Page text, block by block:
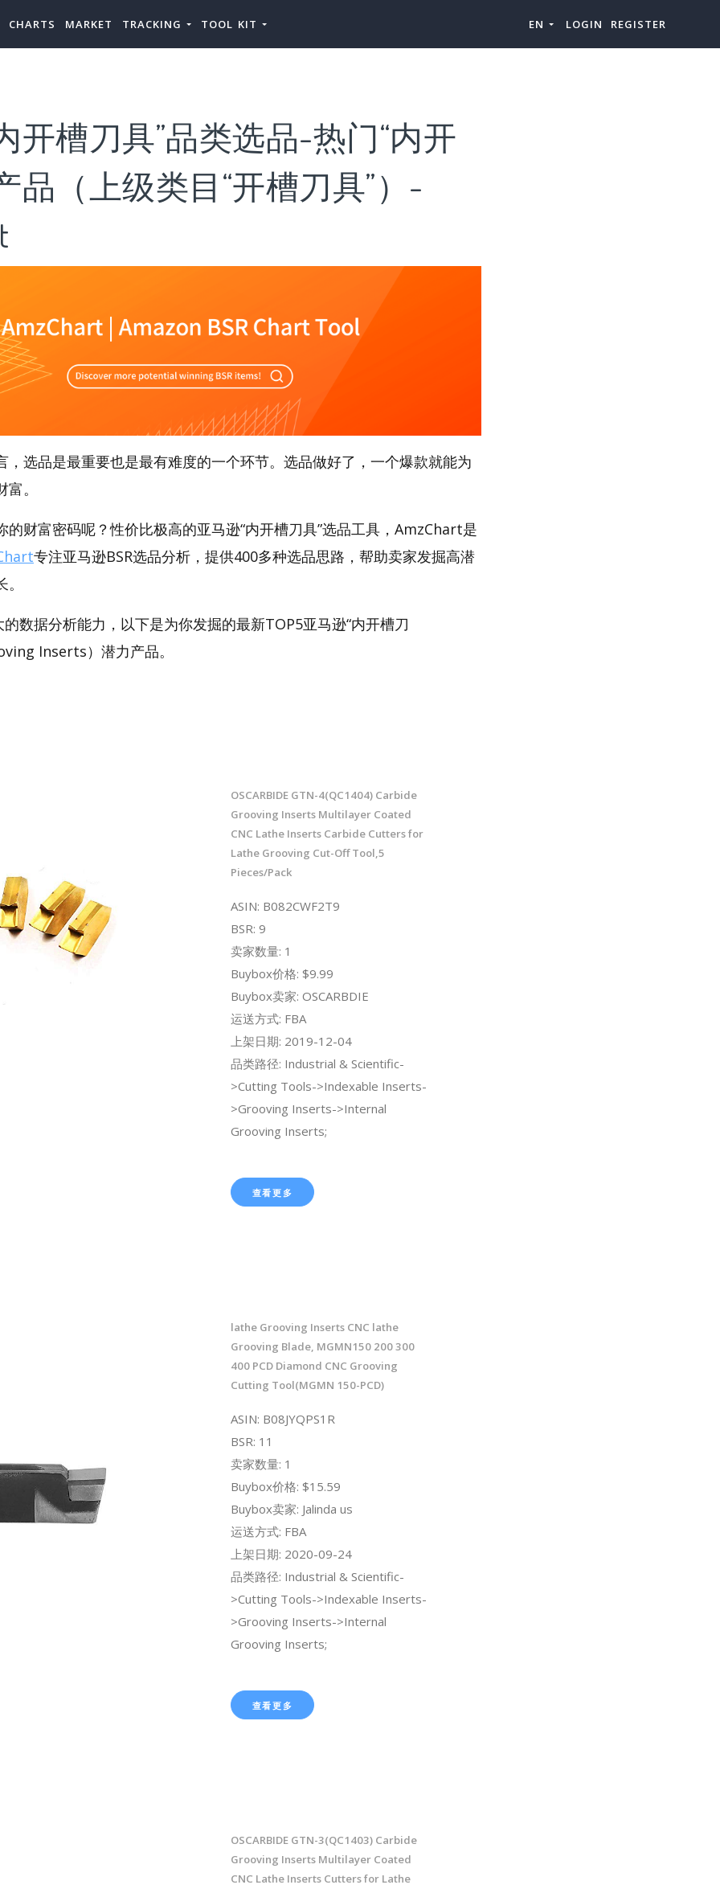
CHARTS MARKET TRACKING TOOL KIT EN LOGIN REGISTER
开槽刀具”品类选品-热门“内开
品（上级类目“开槽刀具”）-
，选品是最重要也是最有难度的一个环节。选品做好了，一个爆款就能为
。
的财富密码呢？性价比极高的亚马逊“内开槽刀具”选品工具，AmzChart是
专注亚马逊BSR选品分析，提供400多种选品思路，帮助卖家发掘高潜
数据分析能力，以下是为你发掘的最新TOP5亚马逊“内开槽刀
Inserts）潜力产品。
OSCARBIDE GTN-4(QC1404) Carbide
Grooving Inserts Multilayer Coated
CNC Lathe Inserts Carbide Cutters for
Lathe Grooving Cut-Off Tool,5
Pieces/Pack
ASIN: B082CWF2T9
BSR: 9
卖家数量: 1
Buybox价格: $9.99
Buybox卖家: OSCARBDIE
运送方式: FBA
上架日期: 2019-12-04
品类路径: Industrial & Scientific-
>Cutting Tools->Indexable Inserts-
>Grooving Inserts->Internal
Grooving Inserts;
查看更多
lathe Grooving Inserts CNC lathe
Grooving Blade, MGMN150 200 300
400 PCD Diamond CNC Grooving
Cutting Tool(MGMN 150-PCD)
ASIN: B08JYQPS1R
BSR: 11
卖家数量: 1
Buybox价格: $15.59
Buybox卖家: Jalinda us
运送方式: FBA
上架日期: 2020-09-24
品类路径: Industrial & Scientific-
>Cutting Tools->Indexable Inserts-
>Grooving Inserts->Internal
Grooving Inserts;
查看更多
OSCARBIDE GTN-3(QC1403) Carbide
Grooving Inserts Multilayer Coated
CNC Lathe Inserts Cutters for Lathe